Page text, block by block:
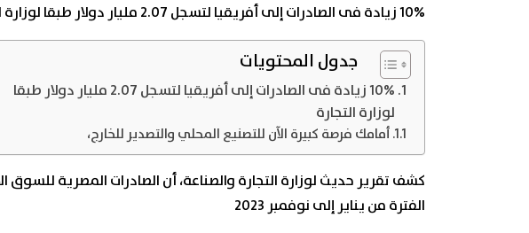
10% زيادة فى الصادرات إلى أفريقيا لتسجل 2.07 مليار دولار طبقا لوزارة التجارة
جدول المحتويات
10% زيادة فى الصادرات إلى أفريقيا لتسجل 2.07 مليار دولار طبقا
لوزارة التجارة
أمامك فرصة كبيرة الآن للتصنيع المحلي والتصدير للخارج،
الفترة من يناير إلى نوفمبر 2023